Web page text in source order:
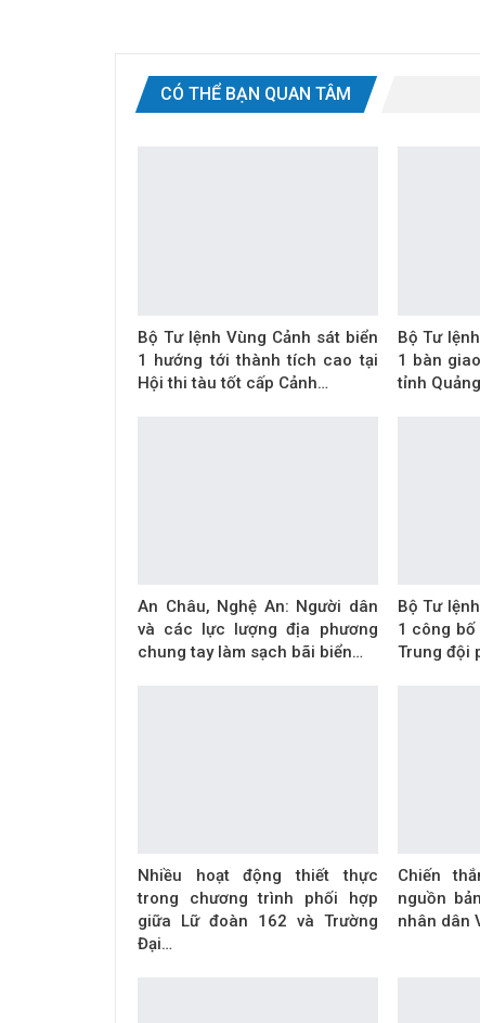
CÓ THỂ BẠN QUAN TÂM
Bộ Tư lệnh Vùng Cảnh sát biển
1 hướng tới thành tích cao tại
Hội thi tàu tốt cấp Cảnh…
Bộ Tư
1 bàn
tỉnh
An Châu, Nghệ An: Người dân
và các lực lượng địa phương
chung tay làm sạch bãi biển…
Bộ Tư
1 công bố
Trung đội
Nhiều hoạt động thiết thực
trong chương trình phối hợp
giữa Lữ đoàn 162 và Trường
Đại…
Chiến
nguồn
nhân dân